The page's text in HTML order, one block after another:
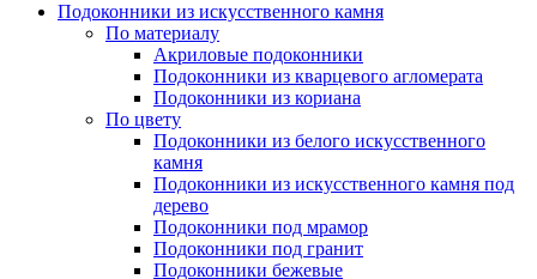
Подоконники из искусственного камня
По материалу
Акриловые подоконники
Подоконники из кварцевого агломерата
Подоконники из кориана
По цвету
Подоконники из белого искусственного
камня
Подоконники из искусственного камня под
дерево
Подоконники под мрамор
Подоконники под гранит
Подоконники бежевые